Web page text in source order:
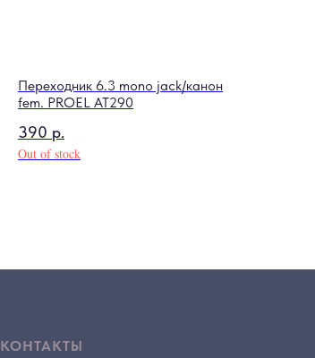
Переходник 6.3 mono jack/канон
fem. PROEL AT290
390 р.
Out of stock
КОНТАКТЫ